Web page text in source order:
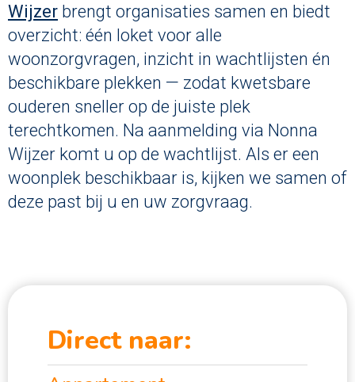
Wijzer brengt organisaties samen en biedt
overzicht: één loket voor alle
woonzorgvragen, inzicht in wachtlijsten én
beschikbare plekken — zodat kwetsbare
ouderen sneller op de juiste plek
terechtkomen. Na aanmelding via Nonna
Wijzer komt u op de wachtlijst. Als er een
woonplek beschikbaar is, kijken we samen of
deze past bij u en uw zorgvraag.
Direct naar: